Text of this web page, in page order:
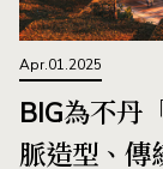
Apr.01.2025
BIG為不丹
脈造型、傳